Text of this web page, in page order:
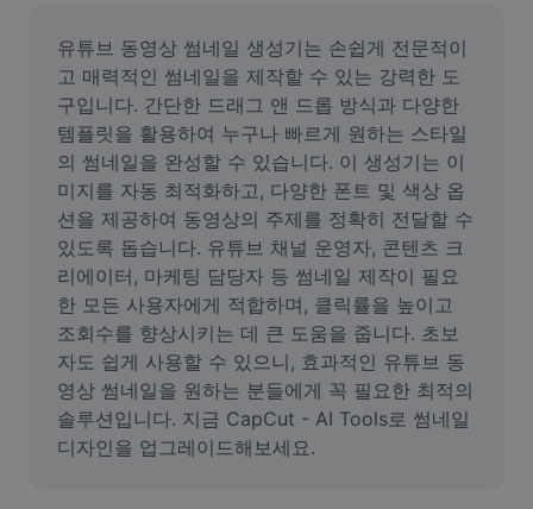
밈 생성기
AI Text Remover
AI People Remover
AI Inpainting
Face Cutout
동영상
동영상 배경 삭제
품질 보정
유튜브 동영상 썸네일 생성기는 손쉽게 전문적이
고 매력적인 썸네일을 제작할 수 있는 강력한 도
구입니다. 간단한 드래그 앤 드롭 방식과 다양한
템플릿을 활용하여 누구나 빠르게 원하는 스타일
의 썸네일을 완성할 수 있습니다. 이 생성기는 이
미지를 자동 최적화하고, 다양한 폰트 및 색상 옵
션을 제공하여 동영상의 주제를 정확히 전달할 수
있도록 돕습니다. 유튜브 채널 운영자, 콘텐츠 크
리에이터, 마케팅 담당자 등 썸네일 제작이 필요
한 모든 사용자에게 적합하며, 클릭률을 높이고
조회수를 향상시키는 데 큰 도움을 줍니다. 초보
자도 쉽게 사용할 수 있으니, 효과적인 유튜브 동
영상 썸네일을 원하는 분들에게 꼭 필요한 최적의
솔루션입니다. 지금 CapCut - AI Tools로 썸네일
디자인을 업그레이드해보세요.